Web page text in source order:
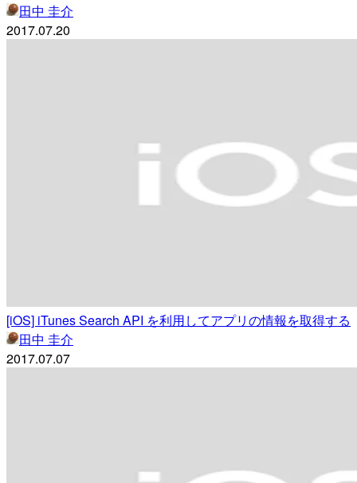
田中 圭介
2017.07.20
[iOS] iTunes Search API を利用してアプリの情報を取得する
田中 圭介
2017.07.07